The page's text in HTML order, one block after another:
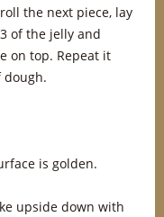
the next piece, lay
of the jelly and
on top. Repeat it
dough.
is golden.
upside down with